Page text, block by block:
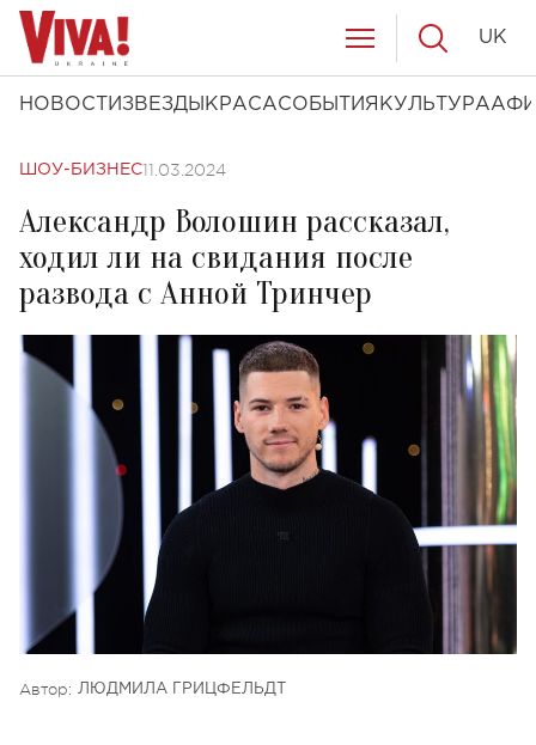
НОВОСТИ ЗВЕЗДЫ КРАСАСОБЫТИЯ КУЛЬТУРА
UK
ШОУ-БИЗНЕС11.03.2024
Александр Волошин рассказал,
ходил ли на свидания после
развода с Анной Тринчер
Автор: ЛЮДМИЛА ГРИЦФЕЛЬДТ